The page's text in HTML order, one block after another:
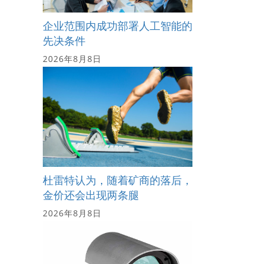
企业范围内成功部署人工智能的
先决条件
2026年8月8日
杜雷特认为，随着矿商的落后，
金价还会出现两条腿
2026年8月8日